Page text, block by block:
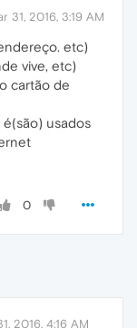
31, 2016, 3:19 AM
etc)
vive, etc)
cartão de
usados
0
2016, 4:16 AM